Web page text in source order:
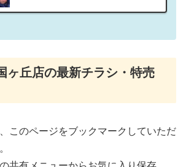
ヶ丘店の最新チラシ・特売
このページをブックマークしていただ